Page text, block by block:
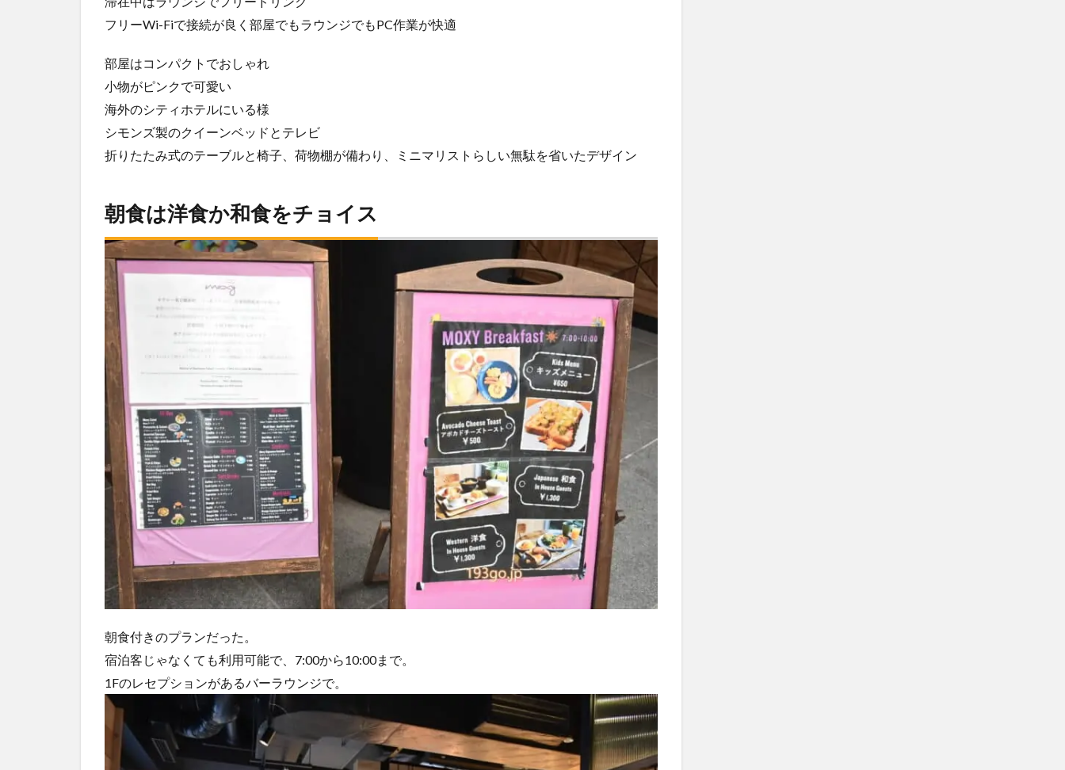
フリーWi-Fiで接続が良く部屋でもラウンジでもPC作業が快適
部屋はコンパクトでおしゃれ
小物がピンクで可愛い
海外のシティホテルにいる様
シモンズ製のクイーンベッドとテレビ
折りたたみ式のテーブルと椅子、荷物棚が備わり、ミニマリストらしい無駄を省いたデザイン
朝食は洋食か和食をチョイス
朝食付きのプランだった。
宿泊客じゃなくても利用可能で、7:00から10:00まで。
1Fのレセプションがあるバーラウンジで。